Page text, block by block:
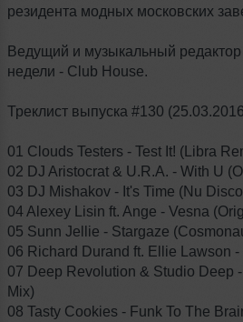
резидента модных московских
Ведущий и музыкальный
недели - Club House.
Треклист выпуска #130
01 Clouds Testers - Test It! (Libra
02 DJ Aristocrat & U.R.A. - With U
03 DJ Mishakov - It's Time (Nu
04 Alexey Lisin ft. Ange - Vesna
05 Sunn Jellie - Stargaze
06 Richard Durand ft. Ellie Lawson
07 Deep Revolution & Studio Deep
Mix)
08 Tasty Cookies - Funk To The